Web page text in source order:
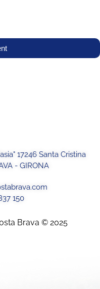
17246 Santa Cristina
- GIRONA
150
Brava © 2025